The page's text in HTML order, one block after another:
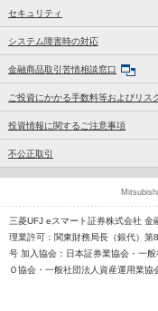
セキュリティ
システム障害時の対応
金融商品取引苦情相談窓口
ご投資にかかる手数料等およびリス
投資情報に関するご注意事項
不公正取引
三菱UFJ eスマート証券株式会社
理業許可：関東財務局長（銀代）
号 加入協会：日本証券業協会・一
Ｏ協会・一般社団法人資産運用業